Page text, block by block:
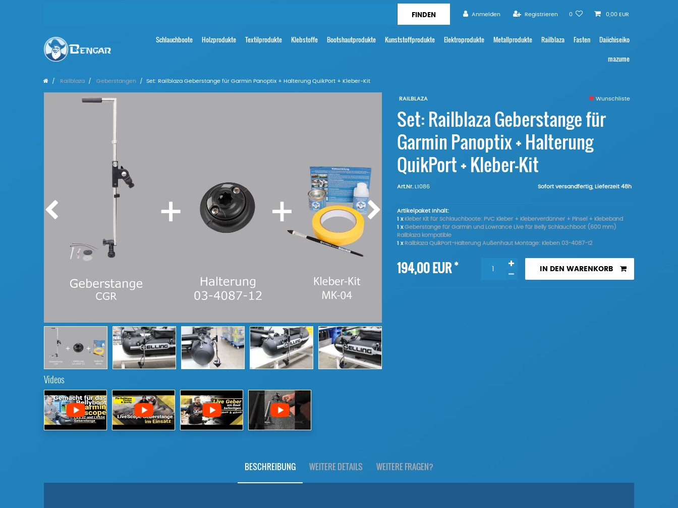
Anmelden Registrieren 0 0,00 EUR
Schlauchboote Holzprodukte Textilprodukte Klebstoffe Bootshautprodukte Kunststoffprodukte Elektroprodukte Metallprodukte Railblaza Fasten
Daiichiseiko
mazume
Railblaza Geberstangen Set: Railblaza Geberstange für Garmin Panoptix + Halterung QuikPort + Kleber-Kit
Videos
RAILBLAZA Wunschliste
Set: Railblaza Geberstange für
Garmin Panoptix + Halterung
QuikPort + Kleber-Kit
Art.Nr.L1086 Sofort versandfertig, Lieferzeit 48h
Artikelpaket Inhalt:
1 xKleber Kit für Schlauchboote: PVC Kleber + Kleberverdünner + Pinsel + Klebeband
1 xGeberstange für Garmin und Lowrance Live für Belly Schlauchboot (600 mm)
Railblaza kompatible
1 xRailblaza QuikPort-Halterung Außenhaut Montage: Kleben 03-4087-12
194,00 EUR* IN DEN WARENKORB
BESCHREIBUNG WEITERE DETAILS WEITERE FRAGEN?